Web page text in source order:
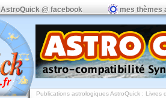
AstroQuick @ facebook mes thèmes
Publications astrologiques AstroQuick : Livres